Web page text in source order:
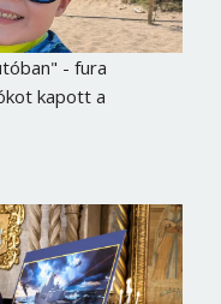
- fura
kapott a